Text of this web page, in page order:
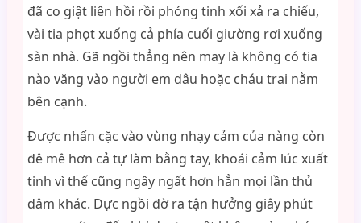
đã co giật liên hồi rồi phóng tinh xối xả ra chiếu,
vài tia phọt xuống cả phía cuối giường rơi xuống
sàn nhà. Gã ngồi thẳng nên may là không có tia
nào văng vào người em dâu hoặc cháu trai nằm
bên cạnh.
Được nhấn cặc vào vùng nhạy cảm của nàng còn
đê mê hơn cả tự làm bằng tay, khoái cảm lúc xuất
tinh vì thế cũng ngây ngất hơn hẳn mọi lần thủ
dâm khác. Dực ngồi đờ ra tận hưởng giây phút